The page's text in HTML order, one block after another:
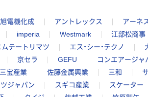
旭電機化成 アントレックス アーネ
imperia Westmark 江部松商事
ムテートリマツ エス・シー・テクノ
京セラ GEFU コンエアージャ
三宝産業 佐藤金属興業 三和
ジャパン スギコ産業 スケーター